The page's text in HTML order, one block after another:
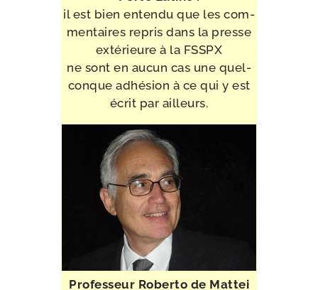
il est bien enten­du que les com­
men­taires repris dans la presse
exté­rieure à la FSSPX
ne sont en aucun cas une quel­
conque adhé­sion à ce qui y est
écrit par ailleurs.
Professeur Roberto de Mattei